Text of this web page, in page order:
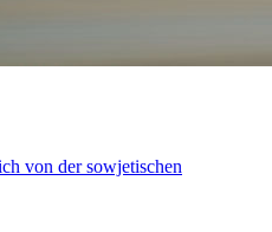
von der sowjetischen